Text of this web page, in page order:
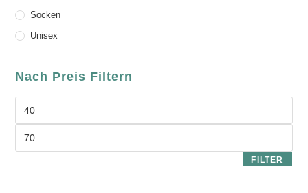
Socken
Unisex
Nach Preis Filtern
FILTER